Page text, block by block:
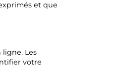
et que
Les
votre